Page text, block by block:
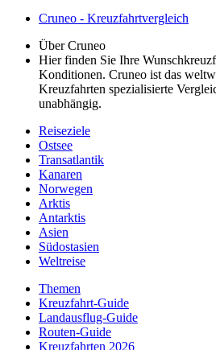
Cruneo - Kreuzfahrtvergleich
Über Cruneo
Hier finden Sie Ihre
Konditionen. Cruneo ist das
Kreuzfahrten spezialisierte
unabhängig.
Reiseziele
Ostsee
Transatlantik
Kanaren
Norwegen
Arktis
Antarktis
Asien
Südostasien
Weltreise
Themen
Kreuzfahrt-Guide
Landausflug-Guide
Routen-Guide
Kreuzfahrten 2026